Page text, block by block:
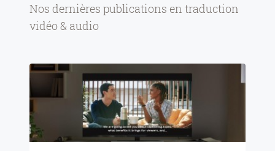
Nos dernières publications en traduction
vidéo & audio